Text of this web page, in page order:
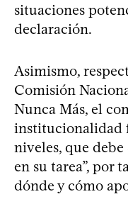
situaciones
declaración.
Asimismo,
Comisión
Nunca Más, el
institucionalidad
niveles, que debe
en su tarea”, por
dónde y cómo